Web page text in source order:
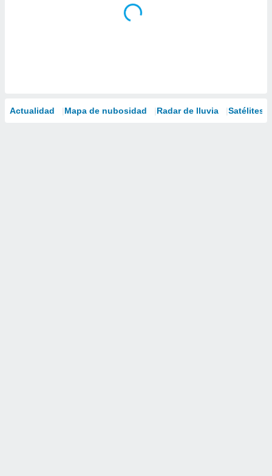
Actualidad Mapa de nubosidad Radar de lluvia Satélites